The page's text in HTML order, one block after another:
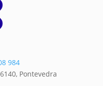
984
Pontevedra